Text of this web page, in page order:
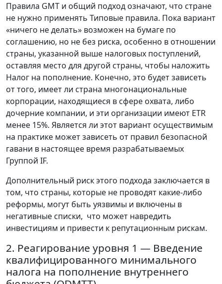
Правила GMT и общий подход означают, что стране
не нужно применять Типовые правила. Пока вариант
«ничего не делать» возможен на бумаге по
соглашению, но не без риска, особенно в отношении
страны, указанной выше налоговых поступлений,
оставляя место для другой страны, чтобы наложить
Налог на пополнение. Конечно, это будет зависеть
от того, имеет ли страна многонациональные
корпорации, находящиеся в сфере охвата, либо
дочерние компании, и эти организации имеют ETR
менее 15%. Является ли этот вариант осуществимым
на практике может зависеть от правил безопасной
гавани в настоящее время разрабатываемых
Группой IF.
Дополнительный риск этого подхода заключается в
том, что страны, которые не проводят какие-либо
реформы, могут быть уязвимы и включены в
негативные списки, что может навредить
инвестициям и привести к репутационным рискам.
2. Реагирование уровня 1 — Введение
квалифицированного минимального
налога на пополнение внутреннего